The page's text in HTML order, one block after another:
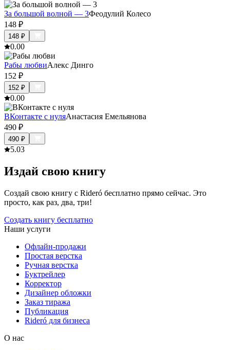
За большой волной — 3Феодулий Колесо
148 ₽
148 ₽
0.00
Рабы любвиАлекс Динго
152 ₽
152 ₽
0.00
ВКонтакте с нуляАнастасия Емельянова
490 ₽
490 ₽
5.03
Издай свою книгу
Создай свою книгу с Rideró бесплатно прямо сейчас. Это
просто, как раз, два, три!
Создать книгу бесплатно
Наши услуги
Офлайн-продажи
Простая верстка
Ручная верстка
Буктрейлер
Корректор
Дизайнер обложки
Заказ тиража
Публикация
Rideró для бизнеса
О нас